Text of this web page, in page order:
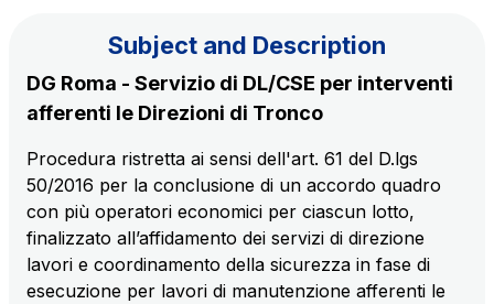
The Group
The technology operator for the integration of
Intelligent Transport Systems solutions
Tecne
Autostrade per l'Italia Group's engineering company
Discover our App
Scan the QR Code with your mobile phone's
camera to download the App
Subject and Description
DG Roma - Servizio di DL/CSE per interventi
afferenti le Direzioni di Tronco
Procedura ristretta ai sensi dell'art. 61 del D.lgs
50/2016 per la conclusione di un accordo quadro
con più operatori economici per ciascun lotto,
finalizzato all’affidamento dei servizi di direzione
lavori e coordinamento della sicurezza in fase di
esecuzione per lavori di manutenzione afferenti le